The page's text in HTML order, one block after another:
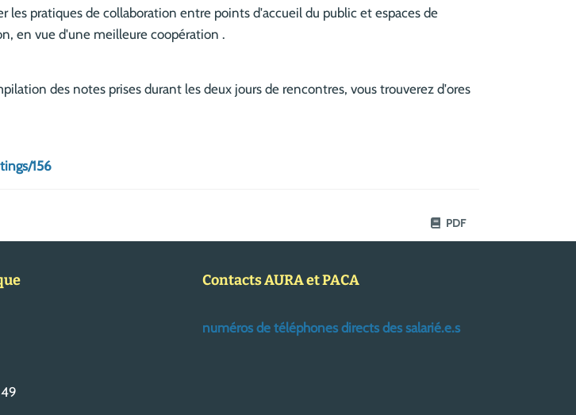
pratiques de collaboration entre points d'accueil du public et espaces de
en vue d'une meilleure coopération .
des notes prises durant les deux jours de rencontres, vous trouverez d'ores
156
PDF
Contacts AURA et PACA
numéros de téléphones directs des salarié.e.s